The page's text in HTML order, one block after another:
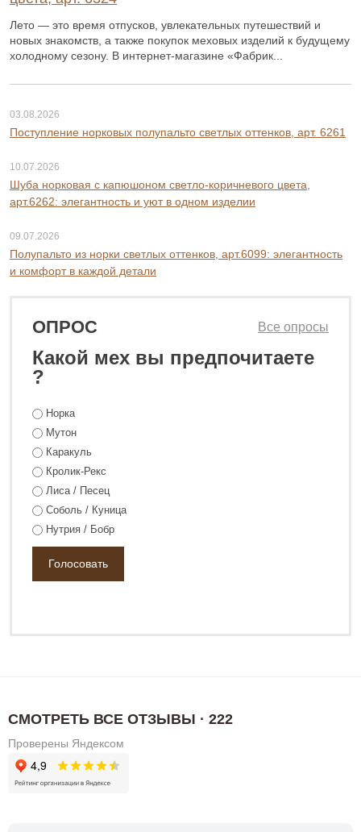
68 800 ₽ 83 800 ₽
Лето — это время отпусков, увлекательных путешествий и
новых знакомств, а также покупок меховых изделий к будущему
холодному сезону. В интернет-магазине «Фабрик...
03.08.2026
Поступление норковых полупальто светлых оттенков, арт. 6261
10.07.2026
Шуба норковая с капюшоном светло-коричневого цвета,
арт.6262: элегантность и уют в одном изделии
09.07.2026
Полупальто из норки светлых оттенков, арт.6099: элегантность
и комфорт в каждой детали
ОПРОС
Какой мех вы предпочитаете
?
Все опросы
Норка
Мутон
Каракуль
Кролик-Рекс
Лиса / Песец
Соболь / Куница
Нутрия / Бобр
СМОТРЕТЬ ВСЕ ОТЗЫВЫ · 222
Проверены Яндексом